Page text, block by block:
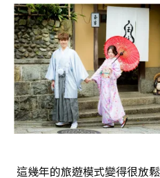
這幾年的旅遊模式變得很放